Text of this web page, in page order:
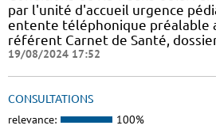
par l'unité d'accueil urgence
entente téléphonique préalable
référent Carnet de Santé,
19/08/2024 17:52
CONSULTATIONS
relevance: 100%